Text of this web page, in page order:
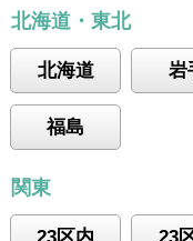
北海道・東北
北海道 岩
福島
関東
23区内 23